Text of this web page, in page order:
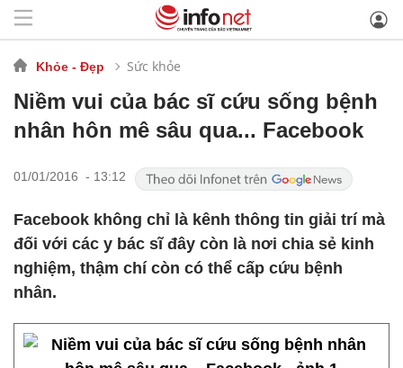
Khỏe - Đẹp Sức khỏe
Niềm vui của bác sĩ cứu sống bệnh
nhân hôn mê sâu qua... Facebook
01/01/2016 - 13:12
Facebook không chỉ là kênh thông tin giải trí mà
đối với các y bác sĩ đây còn là nơi chia sẻ kinh
nghiệm, thậm chí còn có thể cấp cứu bệnh
nhân.